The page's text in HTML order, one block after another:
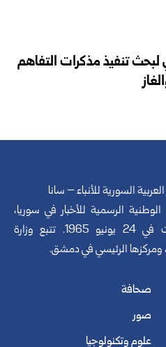
تنفيذ مذكرات التفاهم
السورية للأنباء – سانا
الوطنية الرسمية للأخبار في سوريا،
تأسست في 24 يونيو 1965. تتبع وزارة
ومركزها الرئيسي في دمشق.
صحافة
صور
علوم وتكنولوجيا